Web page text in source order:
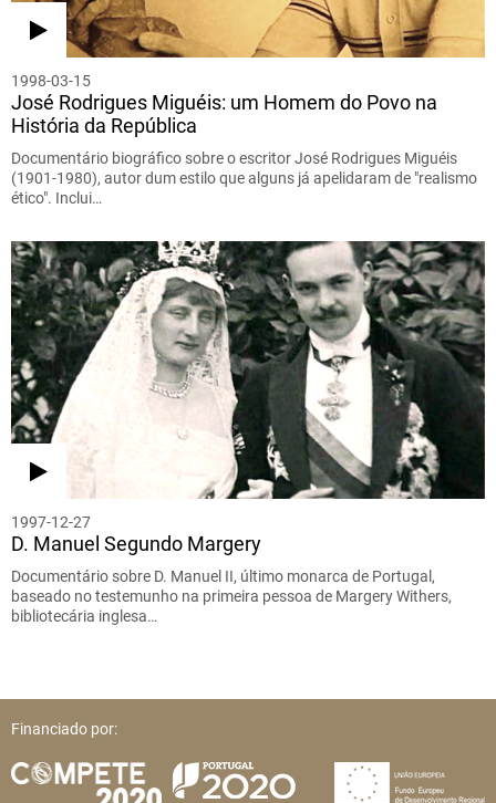
1998-03-15
José Rodrigues Miguéis: um Homem do Povo na
História da República
Documentário biográfico sobre o escritor José Rodrigues Miguéis
(1901-1980), autor dum estilo que alguns já apelidaram de "realismo
ético". Inclui…
1997-12-27
D. Manuel Segundo Margery
Documentário sobre D. Manuel II, último monarca de Portugal,
baseado no testemunho na primeira pessoa de Margery Withers,
bibliotecária inglesa…
Financiado por: